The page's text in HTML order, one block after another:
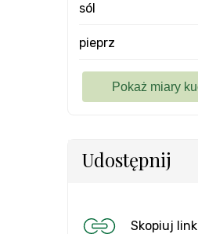
sól
pieprz
Udostępnij
Skopiuj link